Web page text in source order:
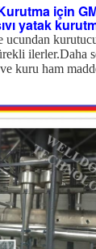
için
yatak
ucundan
ilerler.Daha
ve kuru ham